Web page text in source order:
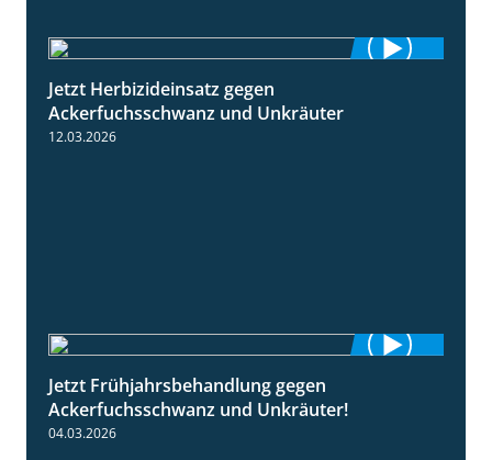
Jetzt Herbizideinsatz gegen
Ackerfuchsschwanz und Unkräuter
12.03.2026
Jetzt Frühjahrsbehandlung gegen
Ackerfuchsschwanz und Unkräuter!
04.03.2026